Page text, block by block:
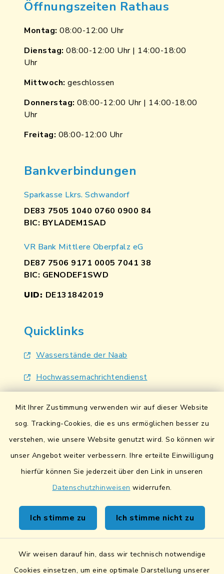
Mit Ihrer Zustimmung verwenden wir auf dieser Website
sog. Tracking-Cookies, die es uns ermöglichen besser zu
verstehen, wie unsere Website genutzt wird. So können wir
unser Angebot weiter verbessern. Ihre erteilte Einwilligung
hierfür können Sie jederzeit über den Link in unseren
Datenschutzhinweisen widerrufen.
Ich stimme zu Ich stimme nicht zu
Wir weisen darauf hin, dass wir technisch notwendige
Cookies einsetzen, um eine optimale Darstellung unserer
Öffnungszeiten Rathaus
Montag: 08:00-12:00 Uhr
Dienstag: 08:00-12:00 Uhr | 14:00-18:00
Uhr
Mittwoch: geschlossen
Donnerstag: 08:00-12:00 Uhr | 14:00-18:00
Uhr
Freitag: 08:00-12:00 Uhr
Bankverbindungen
Sparkasse Lkrs. Schwandorf
DE83 7505 1040 0760 0900 84
BIC: BYLADEM1SAD
VR Bank Mittlere Oberpfalz eG
DE87 7506 9171 0005 7041 38
BIC: GENODEF1SWD
UID: DE131842019
Quicklinks
Wasserstände der Naab
Hochwassernachrichtendienst
Lokales Bündnis für Familien
Fairtrade-Towns
Kontakt
Sicherer Datentransfer